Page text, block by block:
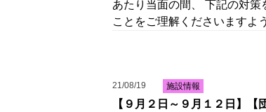
あたり当面の間、 下記の対
ことをご理解くださいますよ
21/08/19 施設情報
【９月２日～９月１２日】